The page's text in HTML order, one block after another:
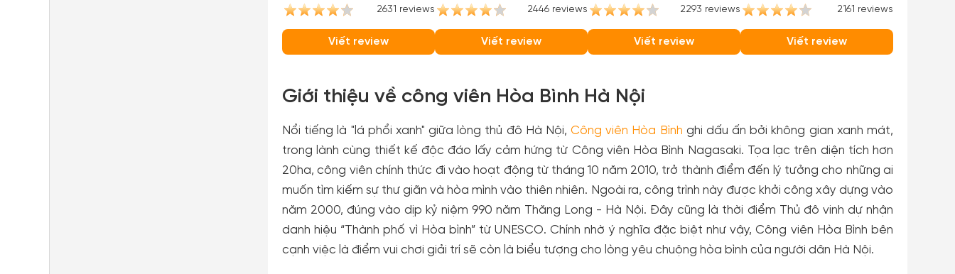
2631 reviews
Viết review
2446 reviews
Viết review
2293 reviews
Viết review
2161 reviews
Viết review
Giới thiệu về công viên Hòa Bình Hà Nội
Nổi tiếng là "lá phổi xanh" giữa lòng thủ đô Hà Nội,Công viên Hòa Bình ghi dấu ấn bởi không gian xanh mát,
trong lành cùng thiết kế độc đáo lấy cảm hứng từ Công viên Hòa Bình Nagasaki. Tọa lạc trên diện tích hơn
20ha, công viên chính thức đi vào hoạt động từ tháng 10 năm 2010, trở thành điểm đến lý tưởng cho những ai
muốn tìm kiếm sự thư giãn và hòa mình vào thiên nhiên. Ngoài ra, công trình này được khởi công xây dựng vào
năm 2000, đúng vào dịp kỷ niệm 990 năm Thăng Long - Hà Nội. Đây cũng là thời điểm Thủ đô vinh dự nhận
danh hiệu “Thành phố vì Hòa bình” từ UNESCO. Chính nhờ ý nghĩa đặc biệt như vậy, Công viên Hòa Bình bên
cạnh việc là điểm vui chơi giải trí sẽ còn là biểu tượng cho lòng yêu chuộng hòa bình của người dân Hà Nội.